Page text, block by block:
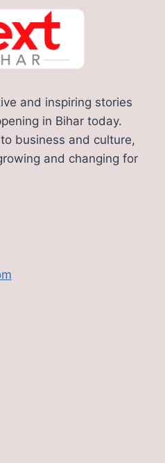
and inspiring stories
in Bihar today.
business and culture,
and changing for